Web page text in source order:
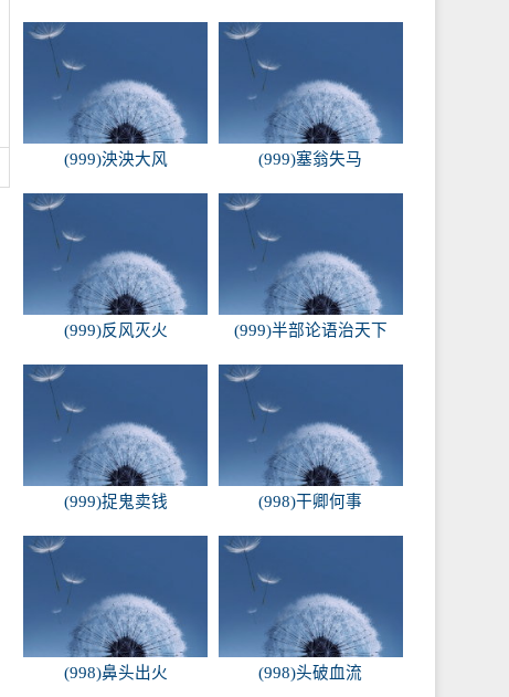
(999)泱泱大风 (999)塞翁失马
(999)反风灭火 (999)半部论语治天下
(999)捉鬼卖钱 (998)干卿何事
(998)鼻头出火 (998)头破血流